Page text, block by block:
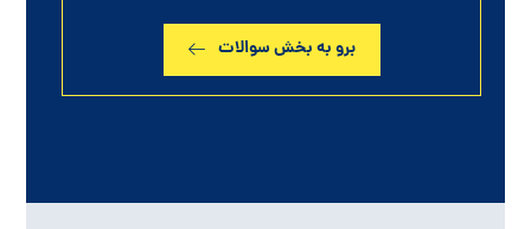
برو به بخش سوالات